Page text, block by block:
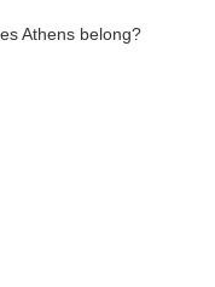
Athens belong?